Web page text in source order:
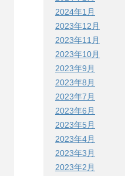
2024年1月
2023年12月
2023年11月
2023年10月
2023年9月
2023年8月
2023年7月
2023年6月
2023年5月
2023年4月
2023年3月
2023年2月